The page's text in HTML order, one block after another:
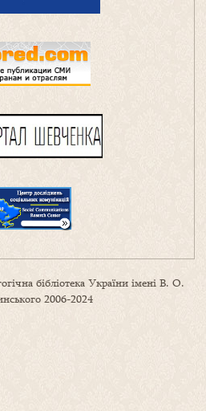
бібліотека України імені В. О.
2006-2024